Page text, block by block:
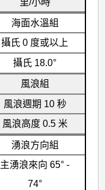
海面水溫組
攝氏 0 度或以上
攝氏 18.0°
風浪組
風浪週期 10 秒
風浪高度 0.5 米
湧浪方向組
主湧浪來向 65° -
74°